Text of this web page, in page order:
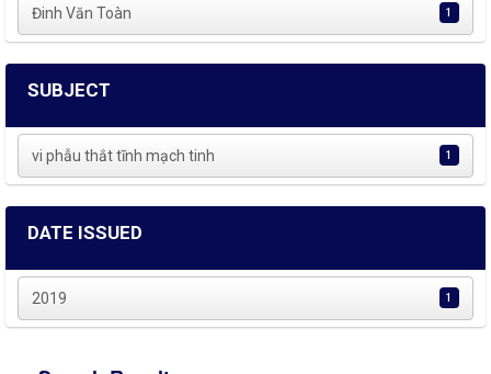
Đinh Văn Toàn 1
SUBJECT
vi phẫu thắt tĩnh mạch tinh 1
DATE ISSUED
2019 1